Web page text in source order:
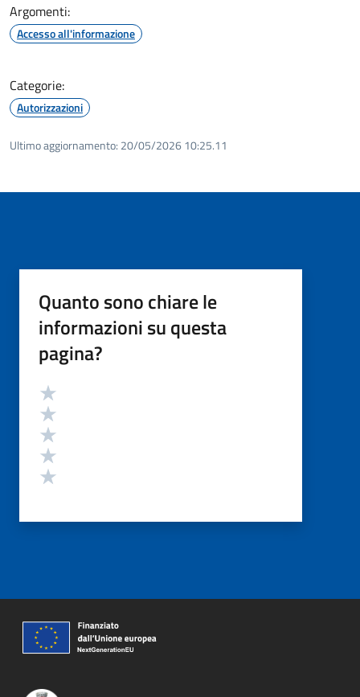
Argomenti:
Accesso all'informazione
Categorie:
Autorizzazioni
Ultimo aggiornamento: 20/05/2026 10:25.11
Quanto sono chiare le
informazioni su questa
pagina?
Valutazione